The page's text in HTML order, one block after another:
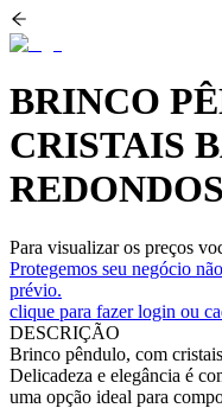
BRINCO
CRISTAIS
REDONDOS
Para visualizar os preços
Protegemos seu negócio
prévio.
clique para fazer login ou
DESCRIÇÃO
Brinco pêndulo, com
Delicadeza e elegância é
uma opção ideal para